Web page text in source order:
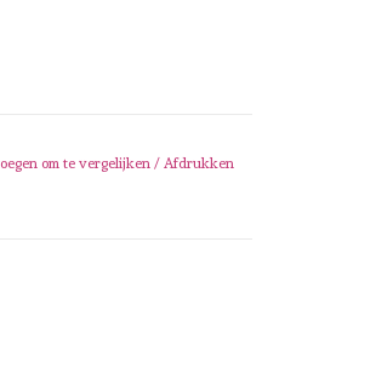
om te vergelijken / Afdrukken